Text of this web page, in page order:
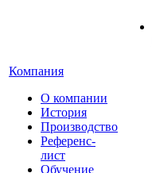
Компания
О компании
История
Производство
Референс-
лист
Обучение